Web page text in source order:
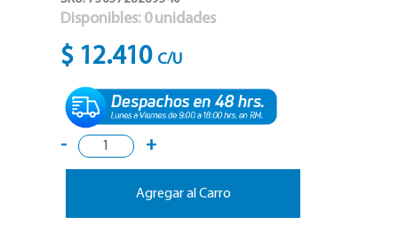
Disponibles: 0unidades
$ 12.410 C/U
- +
Agregar al Carro